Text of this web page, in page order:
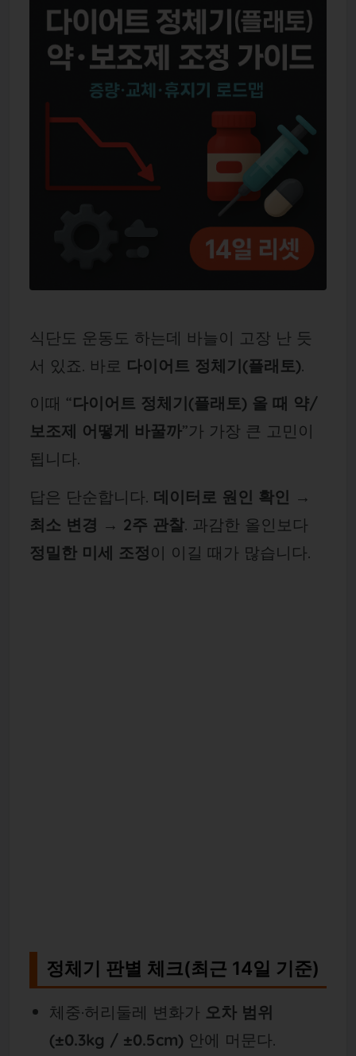
식단도 운동도 하는데 바늘이 고장 난 듯
서 있죠. 바로 다이어트 정체기(플래토).
이때 “다이어트 정체기(플래토) 올 때 약/
보조제 어떻게 바꿀까”가 가장 큰 고민이
됩니다.
답은 단순합니다. 데이터로 원인 확인 →
최소 변경 → 2주 관찰. 과감한 올인보다
정밀한 미세 조정이 이길 때가 많습니다.
정체기 판별 체크(최근 14일 기준)
체중·허리둘레 변화가 오차 범위
(±0.3kg / ±0.5cm) 안에 머문다.